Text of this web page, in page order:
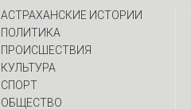
АСТРАХАНСКИЕ ИСТОРИИ
ПОЛИТИКА
ПРОИСШЕСТВИЯ
КУЛЬТУРА
СПОРТ
ОБЩЕСТВО